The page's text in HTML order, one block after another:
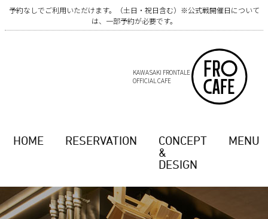
予約なしでご利用いただけます。（土日・祝日含む）※公式戦開催日について
は、一部予約が必要です。
KAWASAKI FRONTALE
OFFICIAL CAFE
HOME RESERVATION
CONCEPT
&
DESIGN
MENU